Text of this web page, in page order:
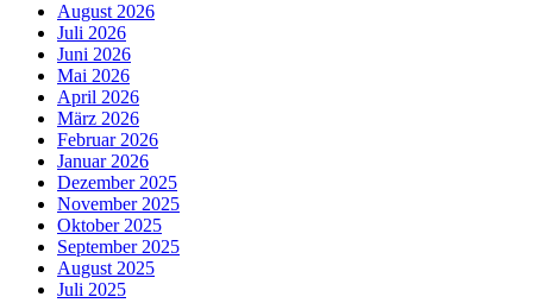
August 2026
Juli 2026
Juni 2026
Mai 2026
April 2026
März 2026
Februar 2026
Januar 2026
Dezember 2025
November 2025
Oktober 2025
September 2025
August 2025
Juli 2025